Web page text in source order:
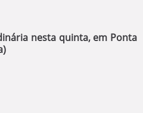
nesta quinta, em Ponta